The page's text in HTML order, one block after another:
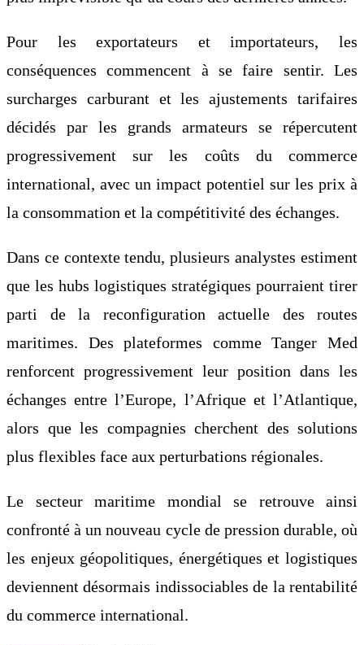
Pour les exportateurs et importateurs, les
conséquences commencent à se faire sentir. Les
surcharges carburant et les ajustements tarifaires
décidés par les grands armateurs se répercutent
progressivement sur les coûts du commerce
international, avec un impact potentiel sur les prix à
la consommation et la compétitivité des échanges.
Dans ce contexte tendu, plusieurs analystes estiment
que les hubs logistiques stratégiques pourraient tirer
parti de la reconfiguration actuelle des routes
maritimes. Des plateformes comme Tanger Med
renforcent progressivement leur position dans les
échanges entre l’Europe, l’Afrique et l’Atlantique,
alors que les compagnies cherchent des solutions
plus flexibles face aux perturbations régionales.
Le secteur maritime mondial se retrouve ainsi
confronté à un nouveau cycle de pression durable, où
les enjeux géopolitiques, énergétiques et logistiques
deviennent désormais indissociables de la rentabilité
du commerce international.